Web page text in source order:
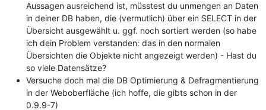
Aussagen ausreichend ist, müsstest du unmengen an Daten
in deiner DB haben, die (vermutlich) über ein SELECT in der
Übersicht ausgewählt u. ggf. noch sortiert werden (so habe
ich dein Problem verstanden: das in den normalen
Übersichten die Objekte nicht angezeigt werden) - Hast du
so viele Datensätze?
Versuche doch mal die DB Optimierung & Defragmentierung
in der Weboberfläche (ich hoffe, die gibts schon in der
0.9.9-7)